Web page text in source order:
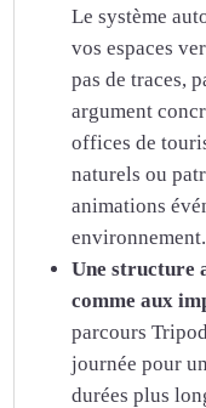
Le système
vos espaces
pas de traces,
argument
offices de
naturels ou
animations
environnement.
Une structure
comme aux
parcours
journée pour
durées plus